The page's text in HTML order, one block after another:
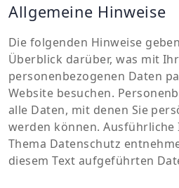
Allgemeine Hinweise
Die folgenden Hinweise
Überblick darüber, was mit
personenbezogenen Daten
Website besuchen.
alle Daten, mit denen Sie
werden können.
Thema Datenschutz
diesem Text aufgeführten